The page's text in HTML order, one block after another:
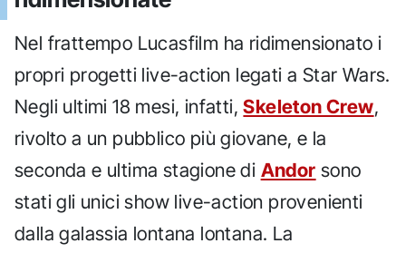
Nel frattempo Lucasfilm ha ridimensionato i
propri progetti live-action legati a Star Wars.
Negli ultimi 18 mesi, infatti,Skeleton Crew,
rivolto a un pubblico più giovane, e la
seconda e ultima stagione di Andor sono
stati gli unici show live-action provenienti
dalla galassia lontana lontana. La